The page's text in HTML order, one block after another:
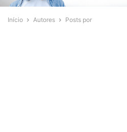
Início Autores Posts por